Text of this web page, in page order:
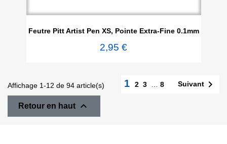
Feutre Pitt Artist Pen XS, Pointe Extra-Fine 0.1mm
2,95 €
Affichage 1-12 de 94 article(s) 1 2 3 8 Suivant 
Retour en haut 